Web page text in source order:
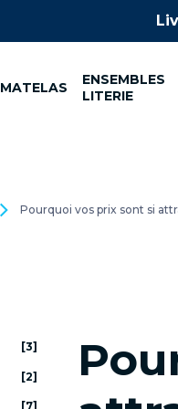
MATELAS
ENSEMBLES
LITERIE
Pourquoi vos prix sont si
[3]
[2]
[7]